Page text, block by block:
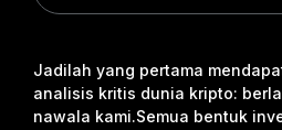
Jadilah yang pertama
analisis kritis dunia kripto:
nawala kami.Semua bentuk